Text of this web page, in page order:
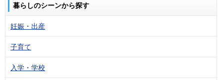
暮らしのシーンから探す
妊娠・出産
子育て
入学・学校